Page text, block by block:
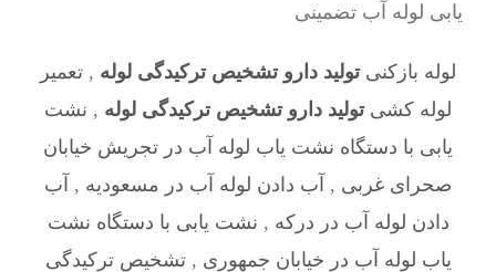
یابی لوله آب تضمینی
لوله بازکنیتولید دارو تشخیص ترکیدگی لوله , تعمیر
لوله کشیتولید دارو تشخیص ترکیدگی لوله , نشت
یابی با دستگاه نشت یاب لوله آب در تجریش خیابان
صحرای غربی , آب دادن لوله آب در مسعودیه , آب
دادن لوله آب در درکه , نشت یابی با دستگاه نشت
یاب لوله آب در خیابان جمهوری ,تشخیص ترکیدگی